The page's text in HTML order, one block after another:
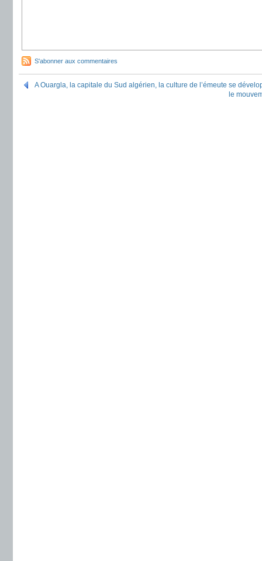
S'abonner aux commentaires
A Ouargla, la capitale du Sud algérien, la culture de l’émeute se
le